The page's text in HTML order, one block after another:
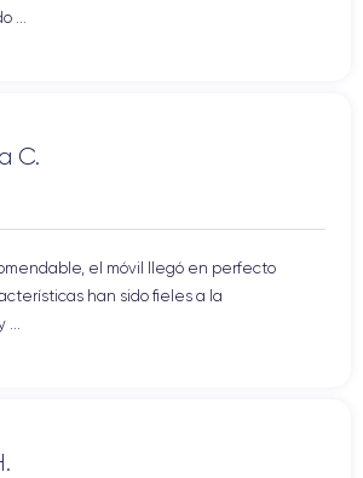
...
C.
el móvil llegó en perfecto
han sido fieles a la